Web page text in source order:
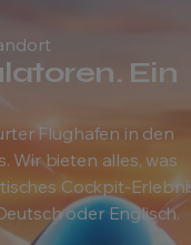
Ein
Flughafen in den
Wir bieten alles, was
Cockpit-
oder Englisch.